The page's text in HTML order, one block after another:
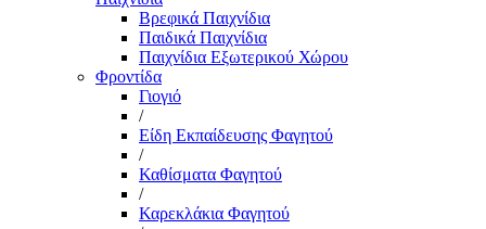
Βρεφικά Παιχνίδια
Παιδικά Παιχνίδια
Παιχνίδια Εξωτερικού Χώρου
Φροντίδα
Γιογιό
/
Είδη Εκπαίδευσης Φαγητού
/
Καθίσματα Φαγητού
/
Καρεκλάκια Φαγητού